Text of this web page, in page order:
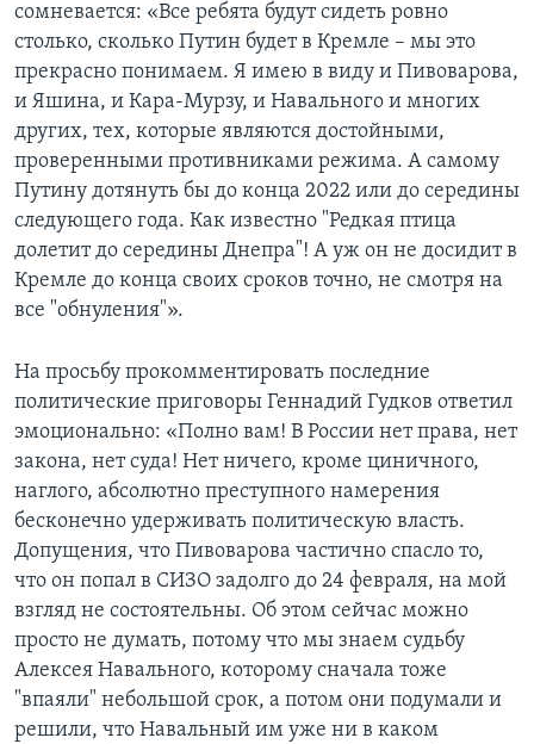
сомневается: «Все ребята будут сидеть ровно
столько, сколько Путин будет в Кремле – мы это
прекрасно понимаем. Я имею в виду и Пивоварова,
и Яшина, и Кара-Мурзу, и Навального и многих
других, тех, которые являются достойными,
проверенными противниками режима. А самому
Путину дотянуть бы до конца 2022 или до середины
следующего года. Как известно "Редкая птица
долетит до середины Днепра"! А уж он не досидит в
Кремле до конца своих сроков точно, не смотря на
все "обнуления"».
На просьбу прокомментировать последние
политические приговоры Геннадий Гудков ответил
эмоционально: «Полно вам! В России нет права, нет
закона, нет суда! Нет ничего, кроме циничного,
наглого, абсолютно преступного намерения
бесконечно удерживать политическую власть.
Допущения, что Пивоварова частично спасло то,
что он попал в СИЗО задолго до 24 февраля, на мой
взгляд не состоятельны. Об этом сейчас можно
просто не думать, потому что мы знаем судьбу
Алексея Навального, которому сначала тоже
"впаяли" небольшой срок, а потом они подумали и
решили, что Навальный им уже ни в каком